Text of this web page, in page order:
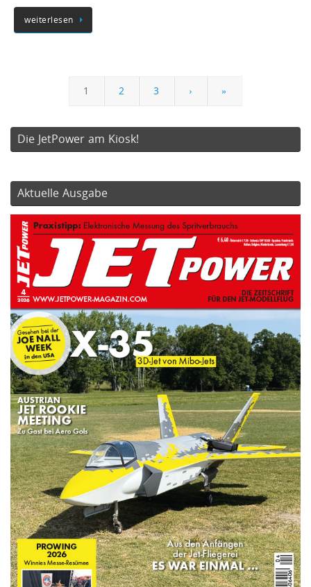
weiterlesen
1 2 3 › »
Die JetPower am Kiosk!
Aktuelle Ausgabe